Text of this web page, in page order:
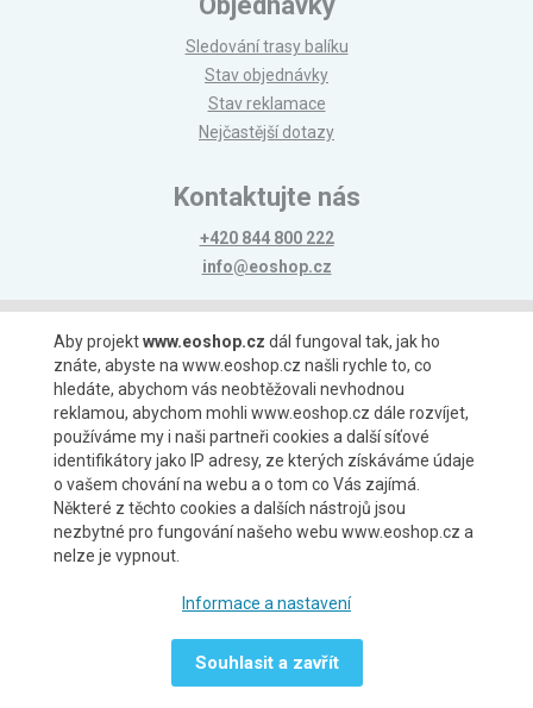
Sledování trasy balíku
Stav objednávky
Stav reklamace
Nejčastější dotazy
Kontaktujte nás
+420 844 800 222
info@eoshop.cz
Možnosti platby
Možnosti dopravy
Aby projektwww.eoshop.cz dál fungoval tak, jak ho
znáte, abyste na www.eoshop.cz našli rychle to, co
hledáte, abychom vás neobtěžovali nevhodnou
reklamou, abychom mohli www.eoshop.cz dále rozvíjet,
používáme my i naši partneři cookies a další síťové
identifikátory jako IP adresy, ze kterých získáváme údaje
o vašem chování na webu a o tom co Vás zajímá.
Některé z těchto cookies a dalších nástrojů jsou
nezbytné pro fungování našeho webu www.eoshop.cz a
nelze je vypnout.
Informace a nastavení
Souhlasit a zavřít